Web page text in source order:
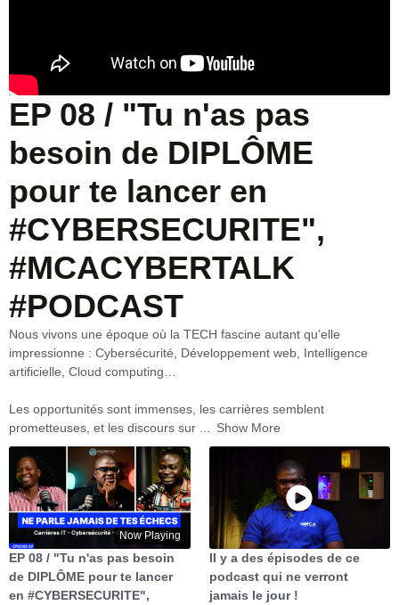
EP 08 / "Tu n'as pas
besoin de DIPLÔME
pour te lancer en
#CYBERSECURITE",
#MCACYBERTALK
#PODCAST
Nous vivons une époque où la TECH fascine autant qu’elle
impressionne : Cybersécurité, Développement web, Intelligence
artificielle, Cloud computing…
Les opportunités sont immenses, les carrières semblent
prometteuses, et les discours sur
Show More
Now Playing
EP 08 / "Tu n'as pas besoin
de DIPLÔME pour te lancer
en #CYBERSECURITE",
Il y a des épisodes de ce
podcast qui ne verront
jamais le jour !